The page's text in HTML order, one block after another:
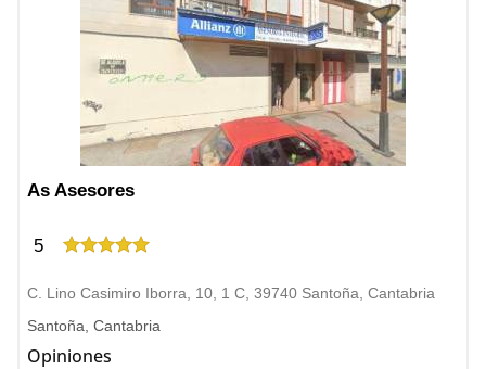
As Asesores
5
C. Lino Casimiro Iborra, 10, 1 C, 39740 Santoña, Cantabria
Santoña, Cantabria
Opiniones